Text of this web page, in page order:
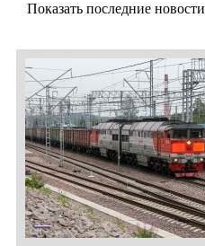
Показать последние новости